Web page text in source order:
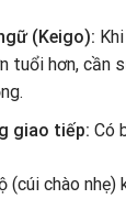
(Keigo):
tuổi hơn, cần
giao tiếp: Có
(cúi chào nhẹ)